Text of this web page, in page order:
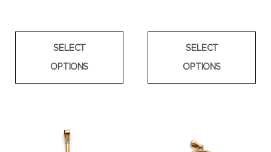
SELECT
OPTIONS
SELECT
OPTIONS